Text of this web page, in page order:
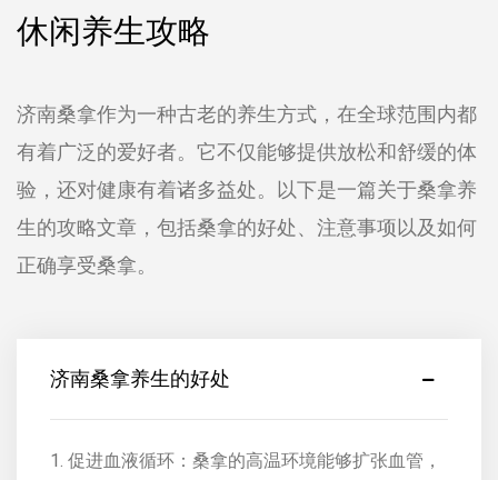
休闲养生攻略
济南桑拿作为一种古老的养生方式，在全球范围内都
有着广泛的爱好者。它不仅能够提供放松和舒缓的体
验，还对健康有着诸多益处。以下是一篇关于桑拿养
生的攻略文章，包括桑拿的好处、注意事项以及如何
正确享受桑拿。
济南桑拿养生的好处
1. 促进血液循环：桑拿的高温环境能够扩张血管，